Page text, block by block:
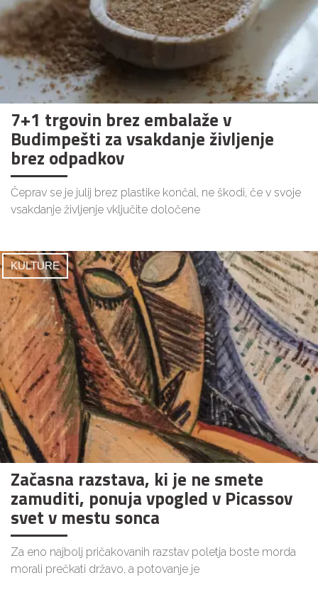
7+1 trgovin brez embalaže v
Budimpešti za vsakdanje življenje
brez odpadkov
Čeprav se je julij brez plastike končal, ne škodi, če v svoje
vsakdanje življenje vključite določene
KULTURE
Začasna razstava, ki je ne smete
zamuditi, ponuja vpogled v Picassov
svet v mestu sonca
Za eno najbolj pričakovanih razstav poletja boste morda
morali prečkati državo, a potovanje je